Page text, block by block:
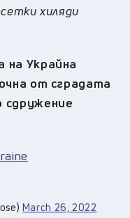
хиляди
на Украйна
от сградата
сдружение
March 26, 2022